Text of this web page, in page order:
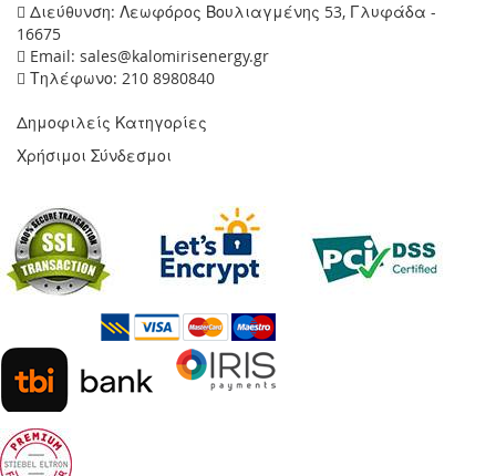
Διεύθυνση: Λεωφόρος Βουλιαγμένης 53, Γλυφάδα -
16675
Email: sales@kalomirisenergy.gr
Τηλέφωνο: 210 8980840
Δημοφιλείς Κατηγορίες
Χρήσιμοι Σύνδεσμοι